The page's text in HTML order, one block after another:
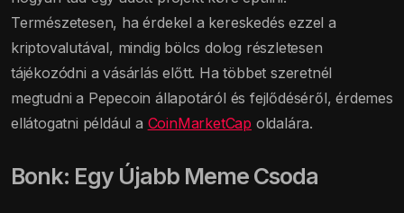
Természetesen, ha érdekel a kereskedés ezzel a
kriptovalutával, mindig bölcs dolog részletesen
tájékozódni a vásárlás előtt. Ha többet szeretnél
megtudni a Pepecoin állapotáról és fejlődéséről, érdemes
ellátogatni például a CoinMarketCap oldalára.
Bonk: Egy Újabb Meme Csoda